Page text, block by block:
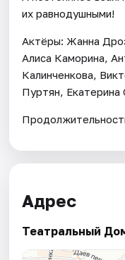
их равнодушными!
Актёры: Жанна
Алиса Каморина,
Калинченкова,
Пуртян,
Адрес
Театральный